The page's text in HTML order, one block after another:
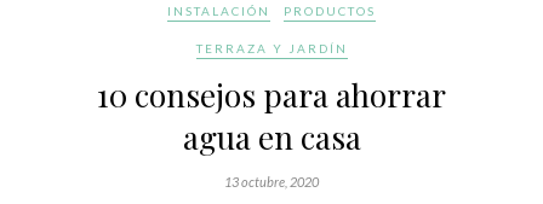
INSTALACIÓN PRODUCTOS
TERRAZA Y JARDÍN
10 consejos para ahorrar
agua en casa
13 octubre, 2020